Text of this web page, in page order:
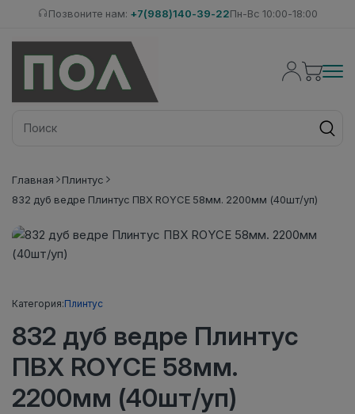
Позвоните нам: +7(988)140-39-22Пн-Вс 10:00-18:00
Главная
Плинтус
832 дуб ведре Плинтус ПВХ ROYCE 58мм. 2200мм (40шт/уп)
Категория:Плинтус
832 дуб ведре Плинтус
ПВХ ROYCE 58мм.
2200мм (40шт/уп)